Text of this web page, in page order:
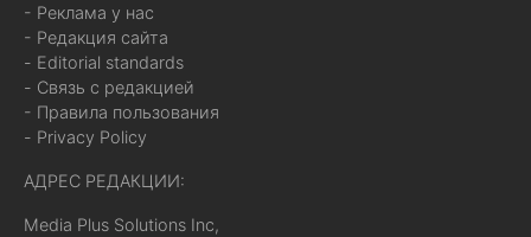
- Реклама у нас
- Редакция сайта
- Editorial standards
- Связь с редакцией
- Правила пользования
- Privacy Policy
АДРЕС РЕДАКЦИИ:
Media Plus Solutions Inc,